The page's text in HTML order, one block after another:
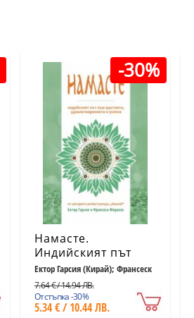
-30%
Намасте.
Индийският път
към щастието,
удовлетворението
и успеха
Ектор Гарсия (Кирай); Франсеск
7.64 € / 14.94 ЛВ.
Отстъпка -30%
5.34 € / 10.44 ЛВ.